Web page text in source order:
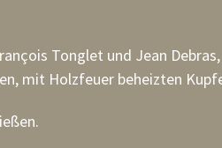
Tonglet und Jean
mit Holzfeuer beheizten